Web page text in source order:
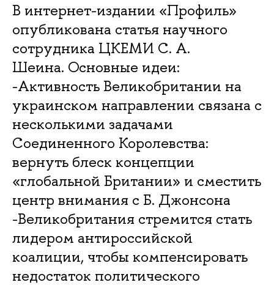
В интернет-издании «Профиль»
опубликована статья научного
сотрудника ЦКЕМИ С. А.
Шеина. Основные идеи:
-Активность Великобритании на
украинском направлении связана с
несколькими задачами
Соединенного Королевства:
вернуть блеск концепции
«глобальной Британии» и сместить
центр внимания с Б. Джонсона
-Великобритания стремится стать
лидером антироссийской
коалиции, чтобы компенсировать
недостаток политического